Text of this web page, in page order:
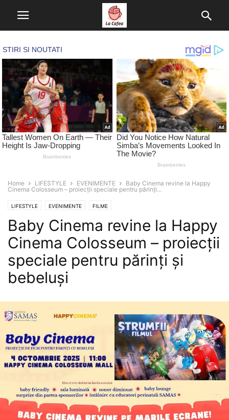
Home LIFESTYLE EVENIMENTE
Baby Cinema revine la Happy
Cinema Colosseum – proiecții speciale pentru părinți...
LIFESTYLE EVENIMENTE FILME
Baby Cinema revine la Happy
Cinema Colosseum – proiecții
speciale pentru părinți și
bebeluși